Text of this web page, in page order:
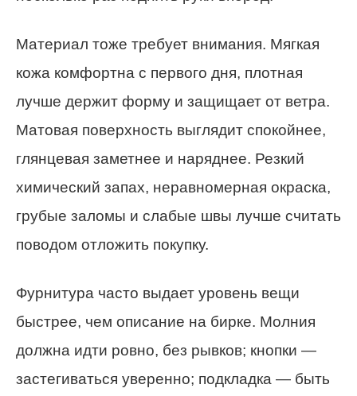
Материал тоже требует внимания. Мягкая
кожа комфортна с первого дня, плотная
лучше держит форму и защищает от ветра.
Матовая поверхность выглядит спокойнее,
глянцевая заметнее и наряднее. Резкий
химический запах, неравномерная окраска,
грубые заломы и слабые швы лучше считать
поводом отложить покупку.
Фурнитура часто выдает уровень вещи
быстрее, чем описание на бирке. Молния
должна идти ровно, без рывков; кнопки —
застегиваться уверенно; подкладка — быть